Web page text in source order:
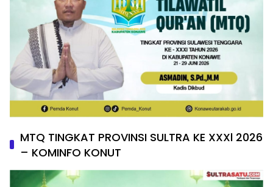
MTQ TINGKAT PROVINSI SULTRA KE XXXl 2026
– KOMINFO KONUT